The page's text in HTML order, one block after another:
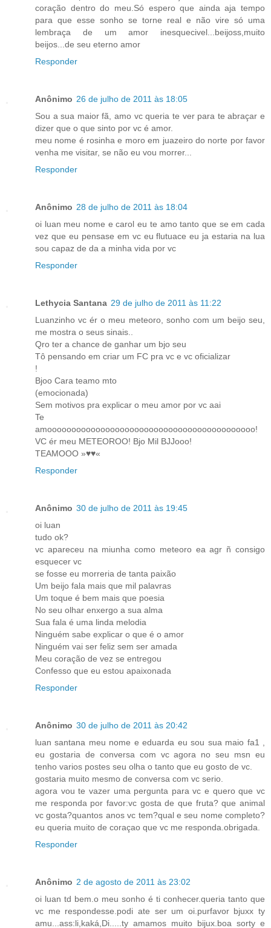
coração dentro do meu.Só espero que ainda aja tempo
para que esse sonho se torne real e não vire só uma
lembraça de um amor inesquecivel...beijoss,muito
beijos...de seu eterno amor
Responder
Anônimo 26 de julho de 2011 às 18:05
Sou a sua maior fã, amo vc queria te ver para te abraçar e
dizer que o que sinto por vc é amor.
meu nome é rosinha e moro em juazeiro do norte por favor
venha me visitar, se não eu vou morrer...
Responder
Anônimo 28 de julho de 2011 às 18:04
oi luan meu nome e carol eu te amo tanto que se em cada
vez que eu pensase em vc eu flutuace eu ja estaria na lua
sou capaz de da a minha vida por vc
Responder
Lethycia Santana 29 de julho de 2011 às 11:22
Luanzinho vc ér o meu meteoro, sonho com um beijo seu,
me mostra o seus sinais..
Qro ter a chance de ganhar um bjo seu
Tô pensando em criar um FC pra vc e vc oficializar
!
Bjoo Cara teamo mto
(emocionada)
Sem motivos pra explicar o meu amor por vc aai
Te
amooooooooooooooooooooooooooooooooooooooooooo!
VC ér meu METEOROO! Bjo Mil BJJooo!
TEAMOOO »♥♥«
Responder
Anônimo 30 de julho de 2011 às 19:45
oi luan
tudo ok?
vc apareceu na miunha como meteoro ea agr ñ consigo
esquecer vc
se fosse eu morreria de tanta paixão
Um beijo fala mais que mil palavras
Um toque é bem mais que poesia
No seu olhar enxergo a sua alma
Sua fala é uma linda melodia
Ninguém sabe explicar o que é o amor
Ninguém vai ser feliz sem ser amada
Meu coração de vez se entregou
Confesso que eu estou apaixonada
Responder
Anônimo 30 de julho de 2011 às 20:42
luan santana meu nome e eduarda eu sou sua maio fa1 ,
eu gostaria de conversa com vc agora no seu msn eu
tenho varios postes seu olha o tanto que eu gosto de vc.
gostaria muito mesmo de conversa com vc serio.
agora vou te vazer uma pergunta para vc e quero que vc
me responda por favor:vc gosta de que fruta? que animal
vc gosta?quantos anos vc tem?qual e seu nome completo?
eu queria muito de coraçao que vc me responda.obrigada.
Responder
Anônimo 2 de agosto de 2011 às 23:02
oi luan td bem.o meu sonho é ti conhecer.queria tanto que
vc me respondesse.podi ate ser um oi.purfavor bjuxx ty
amu...ass:li,kaká,Di.....ty amamos muito bijux.boa sorty e